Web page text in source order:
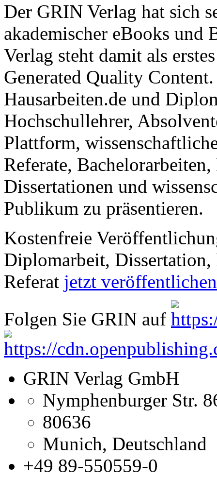
Der GRIN Verlag hat sich
akademischer eBooks und
Verlag steht damit als
Generated Quality
Hausarbeiten.de und
Hochschullehrer,
Plattform,
Referate,
Dissertationen und
Publikum zu präsentieren.
Kostenfreie
Diplomarbeit,
Referat jetzt
Folgen Sie GRIN auf
GRIN Verlag GmbH
Nymphenburger Str.
80636
Munich, Deutschland
+49 89-550559-0